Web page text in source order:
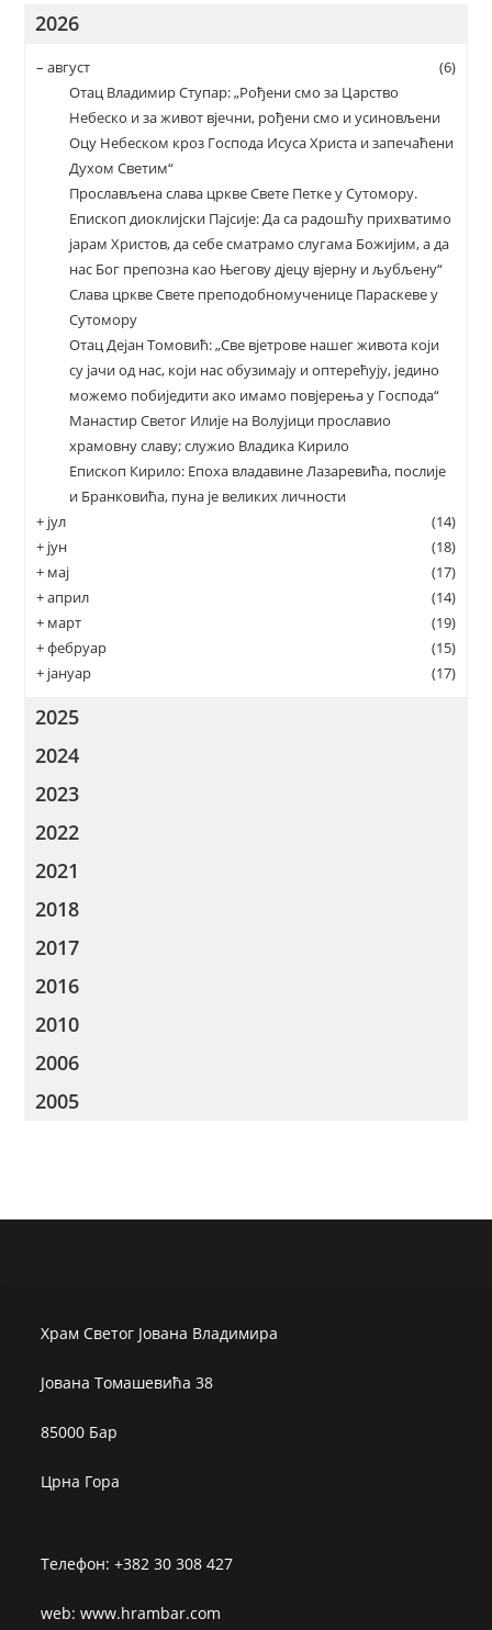
2026
–август
(6)
Отац Владимир Ступар: „Рођени смо за Царство
Небеско и за живот вјечни, рођени смо и усиновљени
Оцу Небеском кроз Господа Исуса Христа и запечаћени
Духом Светим“
Прослављена слава цркве Свете Петке у Сутомору.
Епископ диоклијски Пајсије: Да са радошћу прихватимо
јарам Христов, да себе сматрамо слугама Божијим, а да
нас Бог препозна као Његову дјецу вјерну и љубљену“
Слава цркве Свете преподобномученице Параскеве у
Сутомору
Отац Дејан Томовић: „Све вјетрове нашег живота који
су јачи од нас, који нас обузимају и оптерећују, једино
можемо побиједити ако имамо повјерења у Господа“
Манастир Светог Илије на Волујици прославио
храмовну славу; служио Владика Кирило
Епископ Кирило: Епоха владавине Лазаревића, послије
и Бранковића, пуна је великих личности
+ јул
(14)
+ јун
(18)
+ мај
(17)
+април
(14)
+ март
(19)
+фебруар
(15)
+ јануар (17)
2025
2024
2023
2022
2021
2018
2017
2016
2010
2006
2005
Храм Светог Јована Владимира
Јована Томашевића 38
85000 Бар
Црна Гора
Телефон: +382 30 308 427
web: www.hrambar.com